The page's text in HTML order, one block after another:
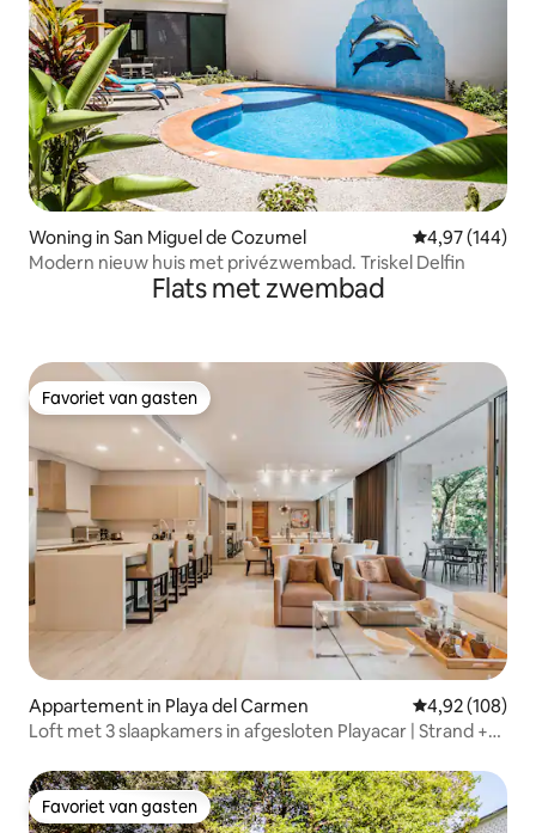
Woning in San Miguel de Cozumel Gemiddelde
4,97 (144)
Modern nieuw huis met privézwembad. Triskel Delfin
Flats met zwembad
Favoriet van gasten
Favoriet van gasten
Appartement in Playa del Carmen Gemiddelde
4,92 (108)
Loft met 3 slaapkamers in afgesloten Playacar | Strand +
Favoriet van gasten
Favoriet van gasten